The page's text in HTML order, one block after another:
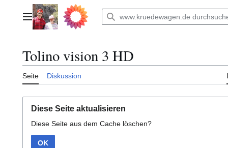
springenHauptmenü
Tolino vision 3 HD
Seite Diskussion
Diese Seite aktualisieren
Diese Seite aus dem Cache löschen?
OK